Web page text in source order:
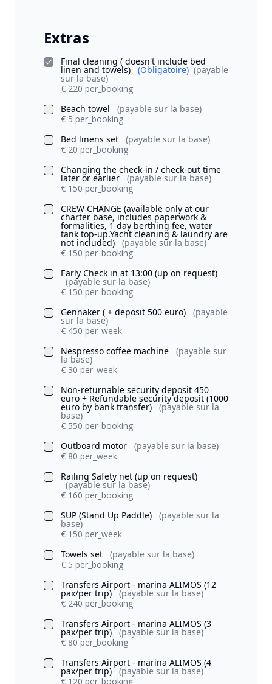
Extras
Final cleaning ( doesn't include bed
linen and towels) (Obligatoire) (payable
sur la base)
€ 220 per_booking
Beach towel
(payable sur la base)
€ 5 per_booking
Bed linens set
(payable sur la base)
€ 20 per_booking
Changing the check-in / check-out time
later or earlier
(payable sur la base)
€ 150 per_booking
CREW CHANGE (available only at our
charter base, includes paperwork &
formalities, 1 day berthing fee, water
tank top-up.Yacht cleaning & laundry are
not included)
(payable sur la base)
€ 150 per_booking
Early Check in at 13:00 (up on request)
(payable sur la base)
€ 150 per_booking
Gennaker ( + deposit 500 euro)
(payable
sur la base)
€ 450 per_week
Nespresso coffee machine
(payable sur
la base)
€ 30 per_week
Non-returnable security deposit 450
euro + Refundable security deposit (1000
euro by bank transfer) (payable sur la
base)
€ 550 per_booking
Outboard motor
(payable sur la base)
€ 80 per_week
Railing Safety net (up on request)
(payable sur la base)
€ 160 per_booking
SUP (Stand Up Paddle)
(payable sur la
base)
€ 150 per_week
Towels set
(payable sur la base)
€ 5 per_booking
Transfers Airport - marina ALIMOS (12
pax/per trip) (payable sur la base)
€ 240 per_booking
Transfers Airport - marina ALIMOS (3
pax/per trip) (payable sur la base)
€ 80 per_booking
Transfers Airport - marina ALIMOS (4
pax/per trip) (payable sur la base)
€ 120 per_booking